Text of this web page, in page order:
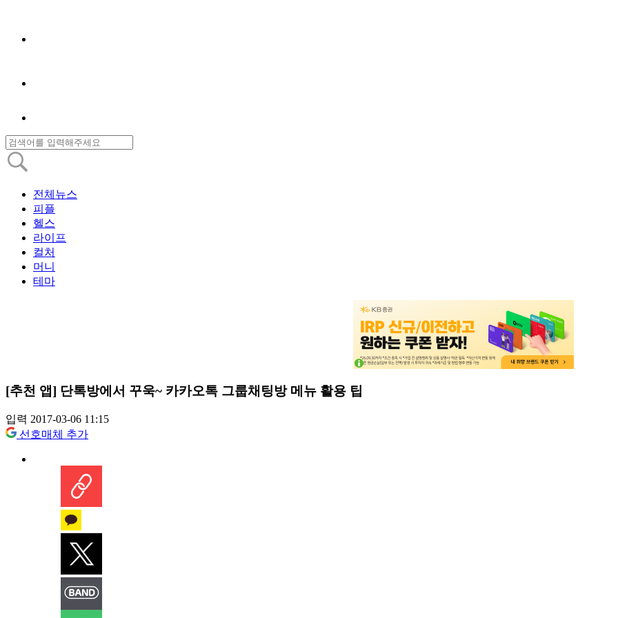
전체뉴스
피플
헬스
라이프
컬처
머니
테마
[추천 앱] 단톡방에서 꾸욱~ 카카오톡 그룹채팅방 메뉴 활용 팁
입력 2017-03-06 11:15
선호매체 추가